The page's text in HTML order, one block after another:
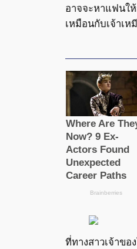
อาจจะหาแฟนใ
เหมือนกับเจ้าเห
ที่ทางสาวเจ้าขอ